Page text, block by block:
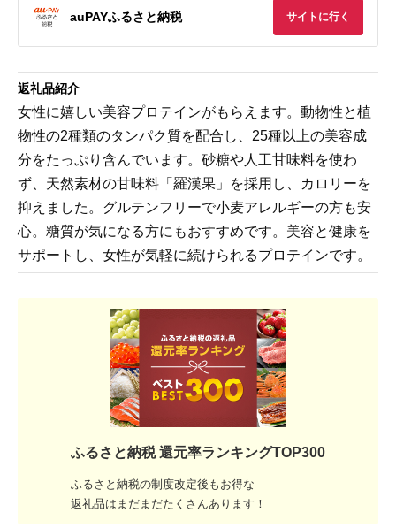
auPAYふるさと納税 サイトに行く
返礼品紹介
女性に嬉しい美容プロテインがもらえます。動物性と植
物性の2種類のタンパク質を配合し、25種以上の美容成
分をたっぷり含んでいます。砂糖や人工甘味料を使わ
ず、天然素材の甘味料「羅漢果」を採用し、カロリーを
抑えました。グルテンフリーで小麦アレルギーの方も安
心。糖質が気になる方にもおすすめです。美容と健康を
サポートし、女性が気軽に続けられるプロテインです。
ふるさと納税 還元率ランキングTOP300
ふるさと納税の制度改定後もお得な
返礼品はまだまだたくさんあります！